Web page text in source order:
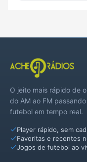
O jeito mais rápido de
do AM ao FM
futebol em tempo real.
Player rápido, sem
Favoritas e recentes
Jogos de futebol ao